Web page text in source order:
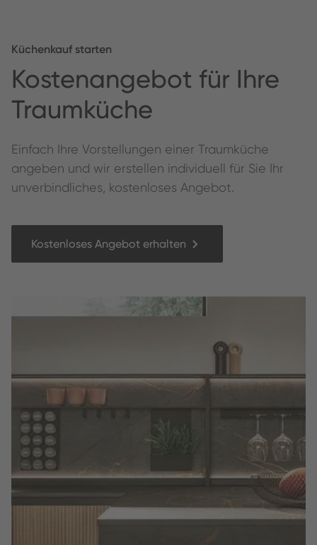
Küchenkauf starten
Kos­te­nange­bot für Ihre
Traumküche
Ein­fach Ihre Vorstel­lun­gen ein­er Traumküche
angeben und wir erstellen individuell für Sie Ihr
unverbindliches, kostenloses Angebot.
Kostenloses Angebot erhalten